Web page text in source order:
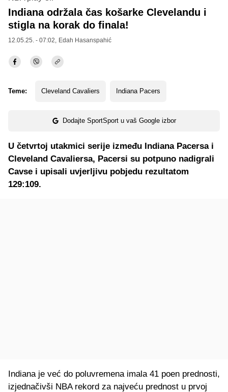
Indiana održala čas košarke Clevelandu i
stigla na korak do finala!
12.05.25. - 07:02, Edah Hasanspahić
Teme: Cleveland Cavaliers Indiana Pacers
Dodajte SportSport u vaš Google izbor
U četvrtoj utakmici serije između Indiana Pacersa i
Cleveland Cavaliersa, Pacersi su potpuno nadigrali
Cavse i upisali uvjerljivu pobjedu rezultatom
129:109.
Indiana je već do poluvremena imala 41 poen prednosti,
izjednačivši NBA rekord za najveću prednost u prvoj